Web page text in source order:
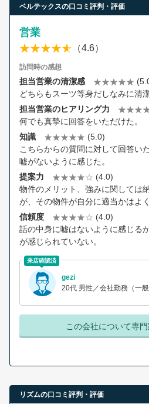
ベルテックスの口コミ評判・評価
営業
（4.6）
訪問時の感想
担当営業の清潔感
どちらもスーツ等身だしなみに清
担当営業のヒアリング力
何でも真摯に回答をいただけた。
知識
(5.0)
こちらからの質問に対して回答い
嘘がないように感じた。
提案力
(4.0)
物件のメリット、強みに関しては
が、その物件が自分に適当かはよ
信頼度
(4.0)
話の中身に嘘はないように感じる
が感じられていない。
来店確認済
gezi
20代 男性／会社勤務（一般
この会社について専
リズムの口コミ評判・評価